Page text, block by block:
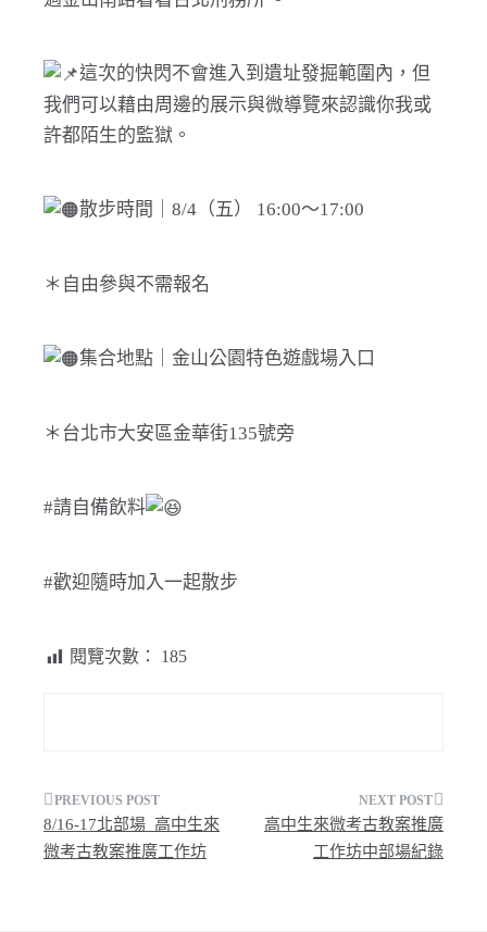
這次的快閃不會進入到遺址發掘範圍內，但
我們可以藉由周邊的展示與微導覽來認識你我或
許都陌生的監獄。
散步時間｜8/4（五） 16:00～17:00
＊自由參與不需報名
集合地點｜金山公園特色遊戲場入口
＊台北市大安區金華街135號旁
#請自備飲料
#歡迎隨時加入一起散步
閱覽次數： 185
文
章
8/16-17北部場_高中生來
微考古教案推廣工作坊
高中生來微考古教案推廣
工作坊中部場紀錄